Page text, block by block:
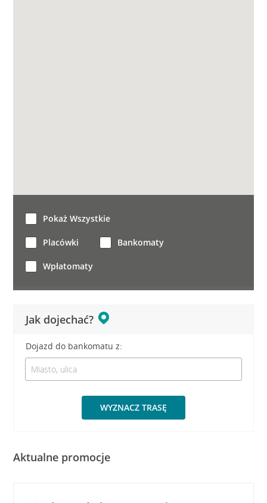
Jak dojechać?
Dojazd do bankomatu z:
WYZNACZ TRASĘ
Pokaż Wszystkie
Placówki Bankomaty
Wpłatomaty
Aktualne promocje